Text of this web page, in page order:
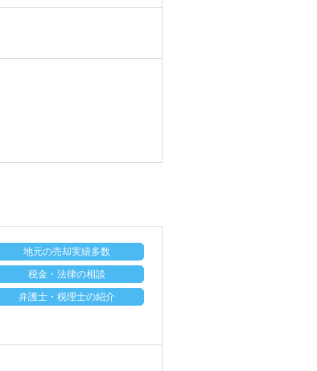
地元の売却実績多数
税金・法律の相談
弁護士・税理士の紹介